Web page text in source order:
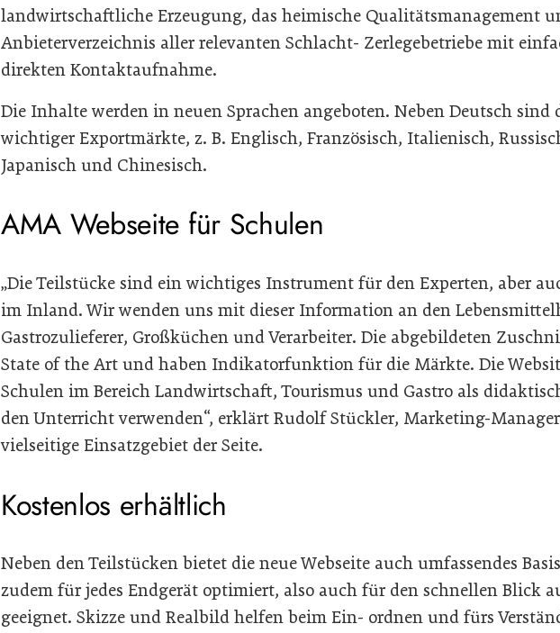
landwirtschaftliche Erzeugung, das heimische Qualitätsmanagement
Anbieterverzeichnis aller relevanten Schlacht- Zerlegebetriebe mit
direkten Kontaktaufnahme.
Die Inhalte werden in neuen Sprachen angeboten. Neben Deutsch sind
wichtiger Exportmärkte, z. B. Englisch, Französisch, Italienisch,
Japanisch und Chinesisch.
AMA Webseite für Schulen
„Die Teilstücke sind ein wichtiges Instrument für den Experten, aber
im Inland. Wir wenden uns mit dieser Information an den
Gastrozulieferer, Großküchen und Verarbeiter. Die abgebildeten
State of the Art und haben Indikatorfunktion für die Märkte. Die
Schulen im Bereich Landwirtschaft, Tourismus und Gastro als
den Unterricht verwenden“, erklärt Rudolf Stückler, Marketing-
vielseitige Einsatzgebiet der Seite.
Kostenlos erhältlich
Neben den Teilstücken bietet die neue Webseite auch umfassendes
zudem für jedes Endgerät optimiert, also auch für den schnellen Blick
geeignet. Skizze und Realbild helfen beim Ein- ordnen und fürs